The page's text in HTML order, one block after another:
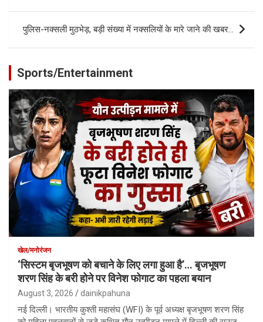
पुलिस-नक्सली मुठभेड़, बड़ी संख्या में नक्सलियों के मारे जाने की खबर…
Sports/Entertainment
खेल/मनोरंजन
‘सिस्टम बृजभूषण को बचाने के लिए लगा हुआ है’… बृजभूषण
शरण सिंह के बरी होने पर विनेश फोगाट का पहला बयान
August 3, 2026 dainikpahuna
नई दिल्ली। भारतीय कुश्ती महासंघ (WFI) के पूर्व अध्यक्ष बृजभूषण शरण सिंह